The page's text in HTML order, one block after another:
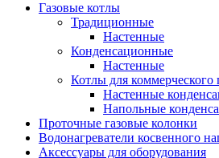
Газовые котлы
Традиционные
Настенные
Конденсационные
Настенные
Котлы для коммерческого
Настенные
Напольные
Проточные газовые колонки
Водонагреватели косвенного
Аксессуары для оборудования